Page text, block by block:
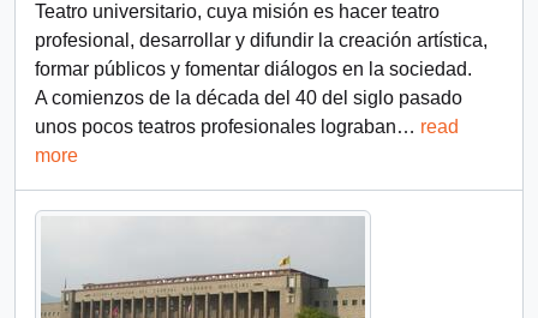
Teatro universitario, cuya misión es hacer teatro
profesional, desarrollar y difundir la creación artística,
formar públicos y fomentar diálogos en la sociedad.
A comienzos de la década del 40 del siglo pasado
unos pocos teatros profesionales lograban… read
more